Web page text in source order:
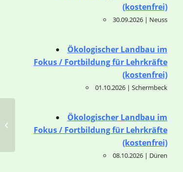
(kostenfrei)
30.09.2026 | Neuss
Ökologischer Landbau im
Fokus / Fortbildung für Lehrkräfte
(kostenfrei)
01.10.2026 | Schermbeck
Ökologischer Landbau im
Fokus / Fortbildung für Lehrkräfte
(kostenfrei)
08.10.2026 | Düren
60 Jahre STADT UND LAND in
Nordrhein-Westfalen